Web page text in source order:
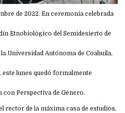
de 2022. En ceremonia celebrada
Etnobiológico del Semidesierto de
Universidad Autónoma de Coahuila,
este lunes quedó formalmente
Perspectiva de Género.
rector de la máxima casa de estudios,